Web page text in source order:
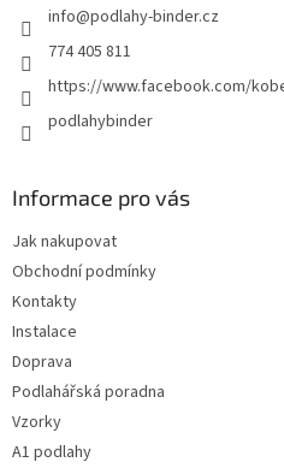
info@podlahy-binder.cz
774 405 811
https://www.facebook.com/
podlahybinder
Informace pro vás
Jak nakupovat
Obchodní podmínky
Kontakty
Instalace
Doprava
Podlahářská poradna
Vzorky
A1 podlahy